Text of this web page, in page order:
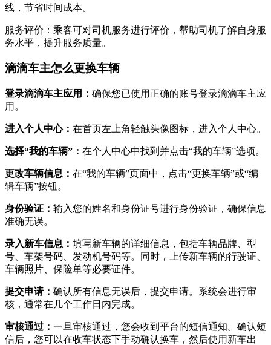
线，节省时间成本。
服务评价：乘客可对司机服务进行评价，帮助司机了解自身服
务水平，提升服务质量。
滴滴车主怎么更换车辆
‌登录滴滴车主应用‌： 确保您已使用正确的账号登录滴滴车主应
用。
‌进入个人中心‌： 在首页左上角轻触头像图标，进入个人中心。
‌选择“我的车辆”‌： 在个人中心中找到并点击“我的车辆”选项。
‌更改车辆信息‌： 在“我的车辆”页面中，点击“更换车辆”或“编
辑车辆”按钮。
‌身份验证‌： 输入您的姓名和身份证号进行身份验证，确保信息
准确无误。
‌录入新车信息‌： 填写新车辆的详细信息，包括车辆品牌、型
号、车架号码、发动机号码等。同时，上传新车辆的行驶证、
车辆照片、保险单等必要证件。
‌提交申请‌： 确认所有信息无误后，提交申请。系统会进行审
核，通常在几个工作日内完成。
‌审核通过‌： 一旦审核通过，您会收到平台的短信通知。确认短
信后，您可以在收车状态下手动确认换车，然后使用新车出